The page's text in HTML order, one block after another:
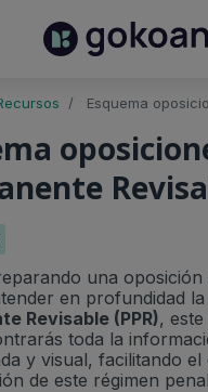
Esquema oposiciones:
una oposición
en profundidad la
Revisable (PPR),
toda la
y visual, facilitando el
de este régimen